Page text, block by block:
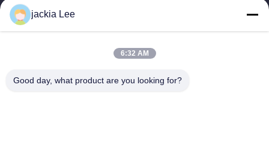
CATERPILLAR VOLVO CUMMINS TOYOTA ISUZU Company
nombre de whatsapp : 0086 159 2067 9523.
Liens Rapides
Produits
À Propos De Nous
Visite De L'usine
jackia Lee
6:32 AM
Good day, what product are you looking for?